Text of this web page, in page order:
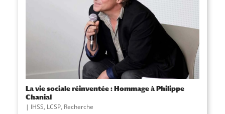
La vie sociale réinventée : Hommage à Philippe
Chanial
IHSS, LCSP, Recherche